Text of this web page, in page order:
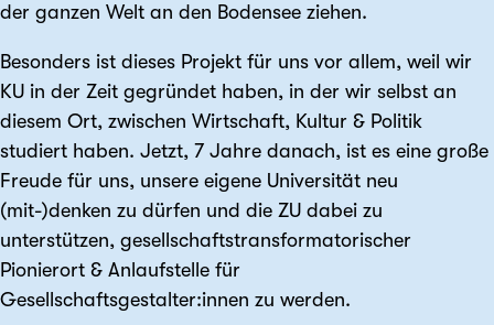
der ganzen Welt an den Bodensee ziehen.
Besonders ist dieses Projekt für uns vor allem, weil wir
KU in der Zeit gegründet haben, in der wir selbst an
diesem Ort, zwischen Wirtschaft, Kultur & Politik
studiert haben. Jetzt, 7 Jahre danach, ist es eine große
Freude für uns, unsere eigene Universität neu
(mit-)denken zu dürfen und die ZU dabei zu
unterstützen, gesellschaftstransformatorischer
Pionierort & Anlaufstelle für
Gesellschaftsgestalter:innen zu werden.